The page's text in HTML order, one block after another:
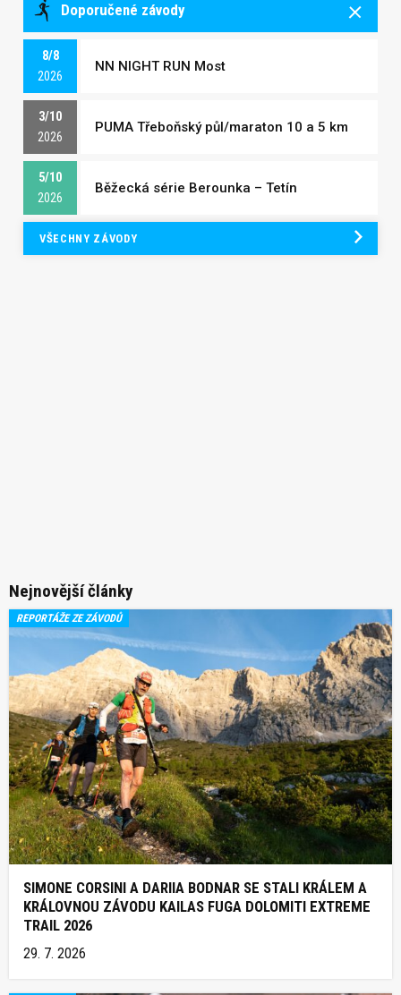
Doporučené závody
8/8
2026
NN NIGHT RUN Most
3/10
2026
PUMA Třeboňský půl/maraton 10 a 5 km
5/10
2026
Běžecká série Berounka – Tetín
VŠECHNY ZÁVODY
Nejnovější články
REPORTÁŽE ZE ZÁVODŮ
SIMONE CORSINI A DARIIA BODNAR SE STALI KRÁLEM A
KRÁLOVNOU ZÁVODU KAILAS FUGA DOLOMITI EXTREME
TRAIL 2026
29. 7. 2026